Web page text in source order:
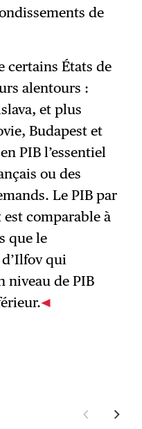
de
certains États de
alentours :
et plus
Budapest et
PIB l’essentiel
ou des
Le PIB par
comparable à
que le
d’Ilfov qui
niveau de PIB